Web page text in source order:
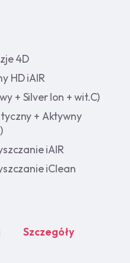
4D
HD iAIR
+ Silver Ion + wit.C)
+ Aktywny
iAIR
iClean
Szczegóły